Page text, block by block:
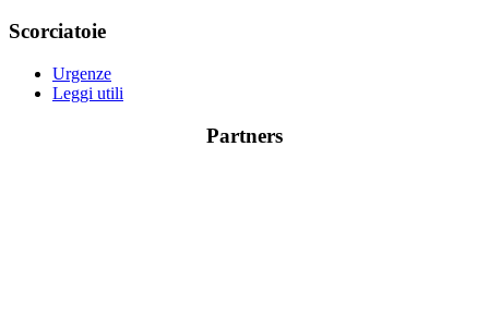
Scorciatoie
Urgenze
Leggi utili
Partners